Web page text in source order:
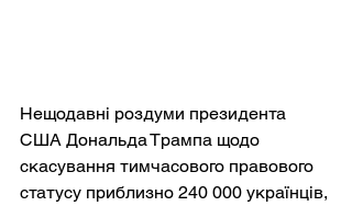
Нещодавні роздуми президента
США Дональда Трампа щодо
скасування тимчасового правового
статусу приблизно 240 000 українців,